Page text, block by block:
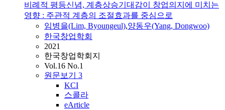
비례적 평등신념, 계층상승기대감이 창업의지에 미치는
영향 : 주관적 계층의 조절효과를 중심으로
임병을(Lim, Byoungeul),양동우(Yang, Dongwoo)
한국창업학회
2021
한국창업학회지
Vol.16 No.1
원문보기 3
KCI
스콜라
eArticle